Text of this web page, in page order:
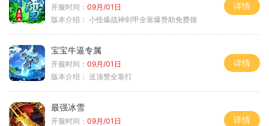
开服时间： 09月/01日
版本介绍： 小怪爆战神剑甲全靠爆赞助免费领
详情
宝宝牛逼专属
开服时间： 09月/01日
版本介绍： 送顶赞全靠打
详情
最强冰雪
开服时间： 09月/01日
详情